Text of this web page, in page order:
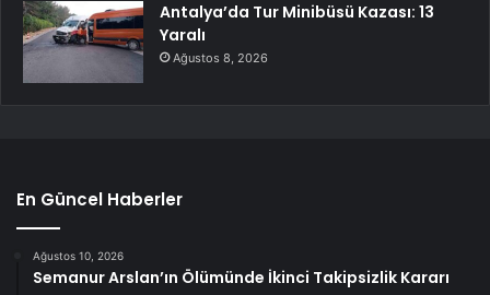
Antalya’da Tur Minibüsü Kazası: 13
Yaralı
Ağustos 8, 2026
En Güncel Haberler
Ağustos 10, 2026
Semanur Arslan’ın Ölümünde İkinci Takipsizlik Kararı